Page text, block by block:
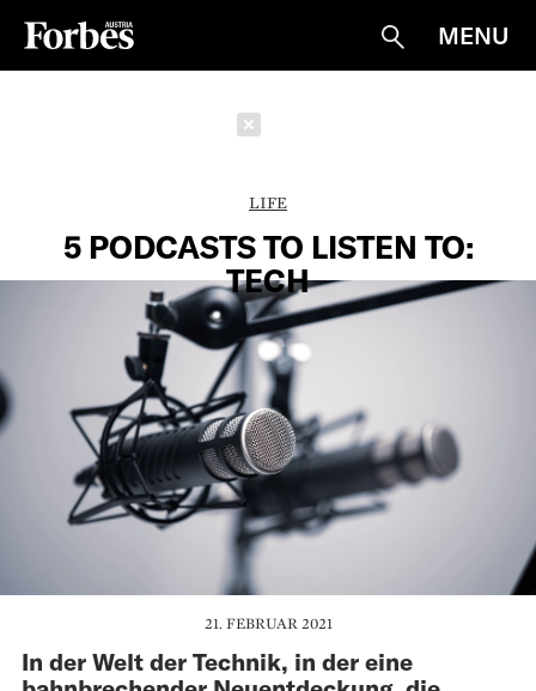
Suche
MENU
LIFE
5 PODCASTS TO LISTEN TO:
TECH
21. FEBRUAR 2021
In der Welt der Technik, in der eine